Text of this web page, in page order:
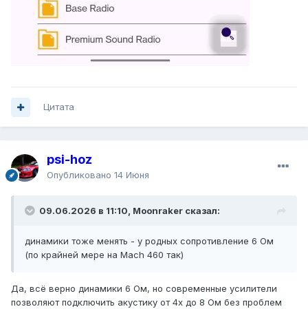
Цитата
psi-hoz
Опубликовано 14 Июня
09.06.2026 в 11:10, Moonraker сказал:
динамики тоже менять - у родных сопротивление 6 Ом
(по крайней мере на Mach 460 так)
Да, всё верно динамики 6 Ом, но современные усилители
позволяют подключить акустику от 4х до 8 Ом без проблем